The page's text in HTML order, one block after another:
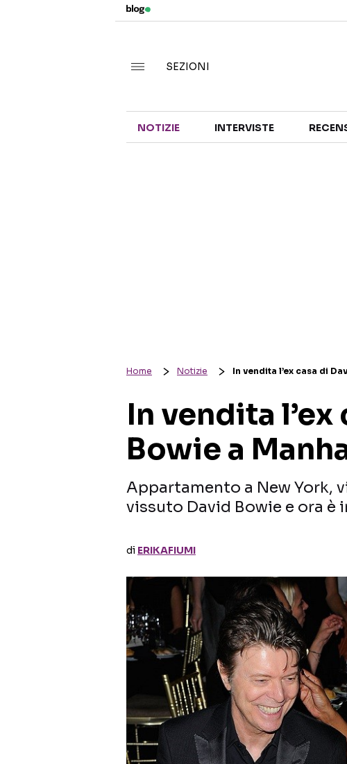
SEZIONI
NOTIZIE INTERVISTE
Home Notizie In vendita l’ex casa di
In vendita
Bowie a
Appartamento a New York,
vissuto David Bowie e ora è
di ERIKAFIUMI